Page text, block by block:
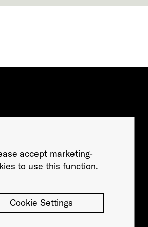
accept marketing-
to use this function.
Cookie Settings